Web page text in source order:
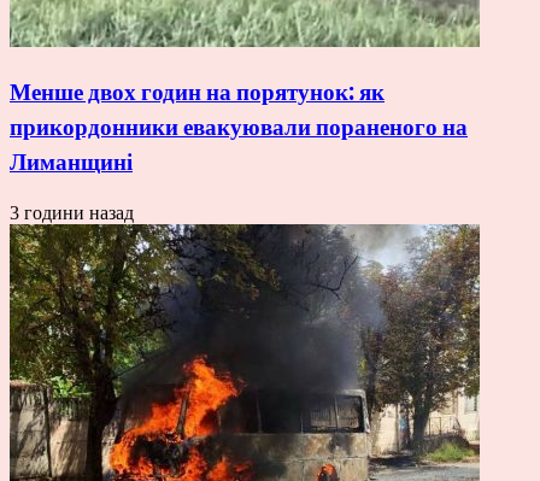
Менше двох годин на порятунок: як
прикордонники евакуювали пораненого на
Лиманщині
3 години назад